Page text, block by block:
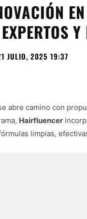
JULIO, 2025 19:37
abre camino con
Hairfluencer
limpias,